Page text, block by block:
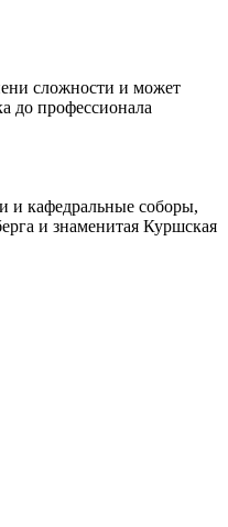
сложности и может
до профессионала
кафедральные соборы,
и знаменитая Куршская